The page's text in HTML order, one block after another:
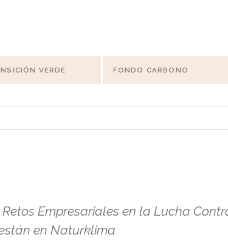
VERDE FONDO CARBONO
Empresariales en la Lucha
en Naturklima